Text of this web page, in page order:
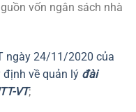
vốn ngân sách nhà
ngày 24/11/2020 của
định về quản lý đài
VT;